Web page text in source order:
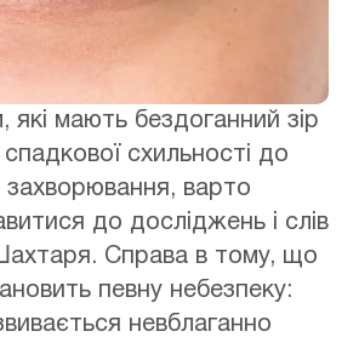
які мають бездоганний зір
спадкової схильності до
захворювання, варто
до досліджень і слів
Справа в тому, що
певну небезпеку:
невблаганно